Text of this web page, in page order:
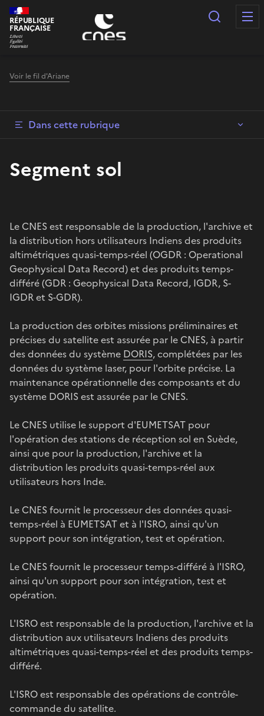
Panneau de gestion des cookies
RÉPUBLIQUE
FRANÇAISE
Voir le fil d'Ariane
Dans cette rubrique
Segment sol
Le CNES est responsable de la production, l'archive et
la distribution hors utilisateurs Indiens des produits
altimétriques quasi-temps-réel (OGDR : Operational
Geophysical Data Record) et des produits temps-
différé (GDR : Geophysical Data Record, IGDR, S-
IGDR et S-GDR).
La production des orbites missions préliminaires et
précises du satellite est assurée par le CNES, à partir
des données du système DORIS, complétées par les
données du système laser, pour l'orbite précise. La
maintenance opérationnelle des composants et du
système DORIS est assurée par le CNES.
Le CNES utilise le support d'EUMETSAT pour
l'opération des stations de réception sol en Suède,
ainsi que pour la production, l'archive et la
distribution les produits quasi-temps-réel aux
utilisateurs hors Inde.
Le CNES fournit le processeur des données quasi-
temps-réel à EUMETSAT et à l'ISRO, ainsi qu'un
support pour son intégration, test et opération.
Le CNES fournit le processeur temps-différé à l'ISRO,
ainsi qu'un support pour son intégration, test et
opération.
L'ISRO est responsable de la production, l'archive et la
distribution aux utilisateurs Indiens des produits
altimétriques quasi-temps-réel et des produits temps-
différé.
L'ISRO est responsable des opérations de contrôle-
commande du satellite.